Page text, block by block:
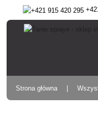
Strona główna